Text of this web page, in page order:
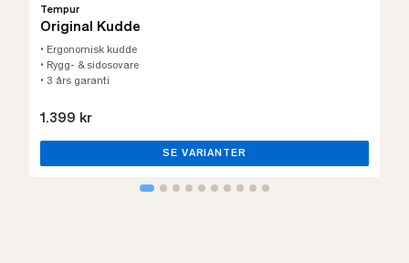
Tempur
Original Kudde
• Ergonomisk kudde
• Rygg- & sidosovare
• 3 års garanti
1.399 kr
SE VARIANTER